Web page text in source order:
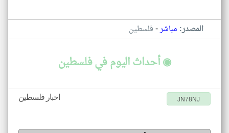
المصدر: مباشر-فلسطين
◉ أحداث اليوم في فلسطين
اخبار فلسطين JN78NJ